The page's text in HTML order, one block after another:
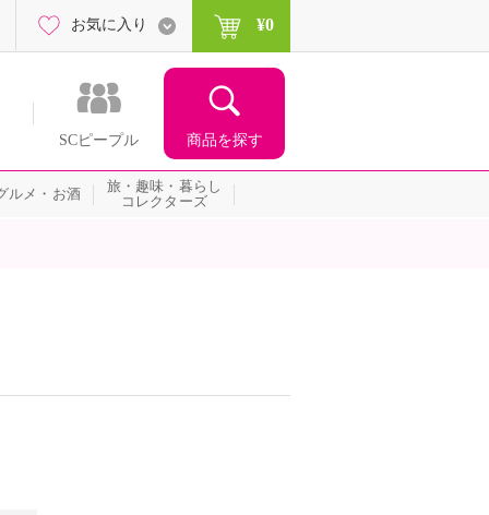
SCピープル 商品を探す
お気に入り ¥0
ルメ・お酒
旅・趣味・暮らし
コレクターズ